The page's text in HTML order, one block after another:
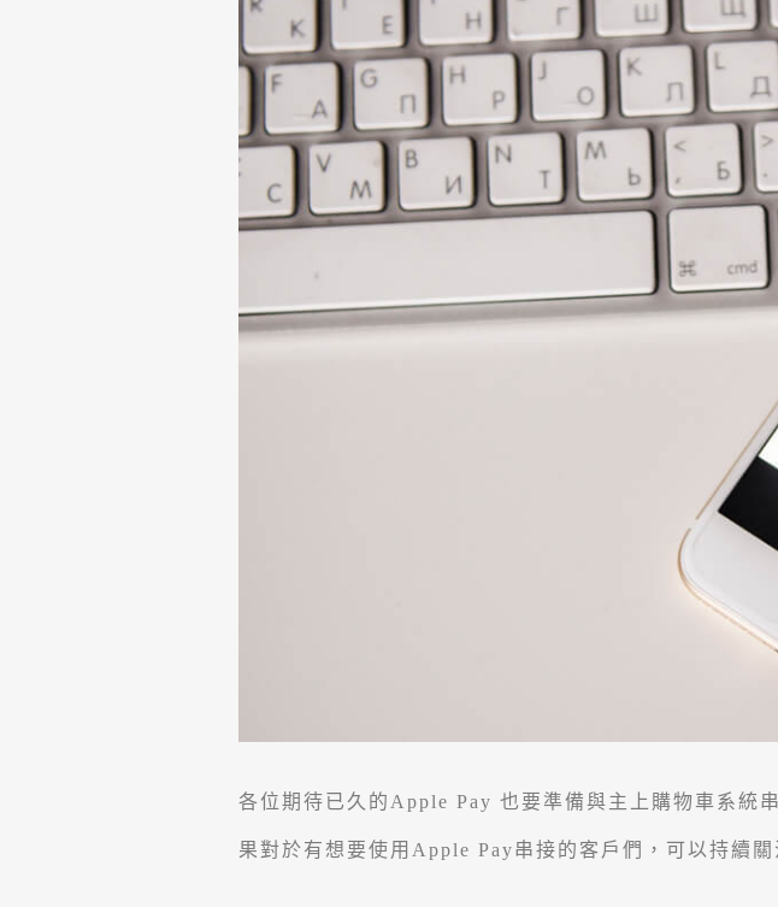
各位期待已久的Apple Pay 也要準備與主上購物車系統
果對於有想要使用Apple Pay串接的客戶們，可以持續關